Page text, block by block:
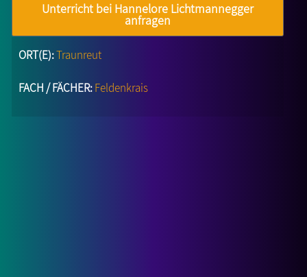
Unterricht bei Hannelore Lichtmannegger
anfragen
ORT(E):Traunreut
FACH / FÄCHER:Feldenkrais